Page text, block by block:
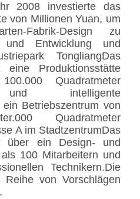
2008 investierte das
von Millionen Yuan, um
Fabrik-Design zu
und Entwicklung und
TongliangDas
eine Produktionsstätte
Quadratmeter
und intelligente
Betriebszentrum von
Quadratmeter
A im StadtzentrumDas
über ein Design- und
100 Mitarbeitern und
Technikern.Die
von Vorschlägen